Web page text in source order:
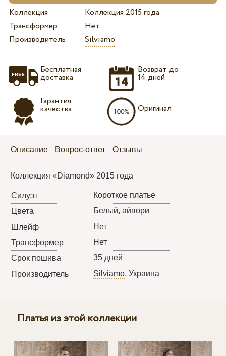
Коллекция
Коллекция 2015 года
Трансформер
Нет
Производитель
Silviamo
Бесплатная
доставка
Гарантия
качества
Возврат до
14 дней
Оригинал
Описание Вопрос-ответ Отзывы
Коллекция «Diamond» 2015 года
Силуэт
Короткое платье
Цвета
Белый, айвори
Шлейф
Нет
Трансформер
Нет
Срок пошива
35 дней
Производитель
Silviamo, Украина
Платья из этой коллекции